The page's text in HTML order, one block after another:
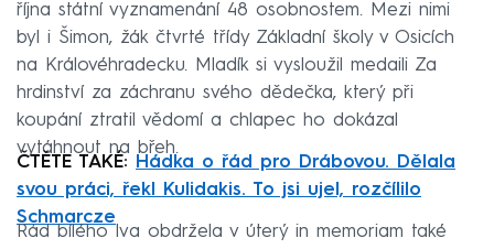
října státní vyznamenání 48 osobnostem. Mezi nimi
byl i Šimon, žák čtvrté třídy Základní školy v Osicích
na Královéhradecku. Mladík si vysloužil medaili Za
hrdinství za záchranu svého dědečka, který při
koupání ztratil vědomí a chlapec ho dokázal
vytáhnout na břeh.
ČTĚTE TAKÉ:
Hádka o řád pro Drábovou. Dělala
svou práci, řekl Kulidakis. To jsi ujel, rozčílilo
Schmarcze
Řád bílého lva obdržela v úterý in memoriam také